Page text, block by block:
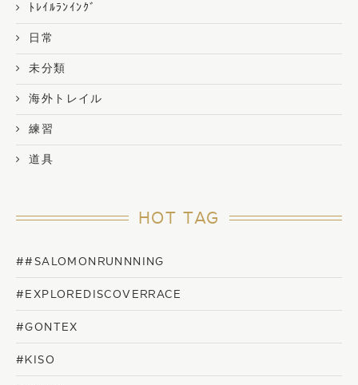
ﾄﾚｲﾙﾗﾝｲﾝｸﾞ
日常
未分類
海外トレイル
練習
道具
HOT TAG
##SALOMONRUNNNING
#EXPLOREDISCOVERRACE
#GONTEX
#KISO